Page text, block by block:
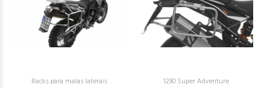
Racks para malas laterais 1290 Super Adventure